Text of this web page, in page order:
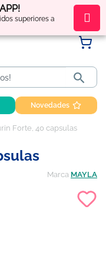
superiores a
por tus compras

Novedades
Forte, 40 capsulas
Marca MAYLA